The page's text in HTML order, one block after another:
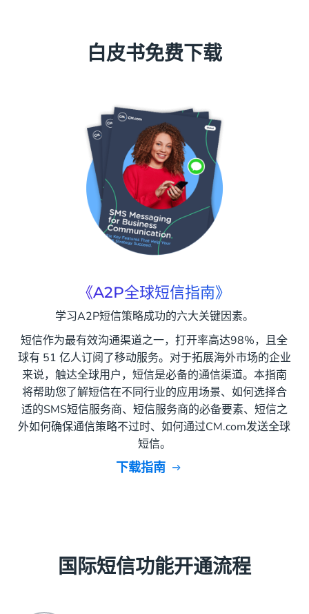
白皮书免费下载
《A2P全球短信指南》
学习A2P短信策略成功的六大关键因素。
短信作为最有效沟通渠道之一，打开率高达98%，且全
球有 51 亿人订阅了移动服务。对于拓展海外市场的企业
来说，触达全球用户，短信是必备的通信渠道。本指南
将帮助您了解短信在不同行业的应用场景、如何选择合
适的SMS短信服务商、短信服务商的必备要素、短信之
外如何确保通信策略不过时、如何通过CM.com发送全球
短信。
下载指南
国际短信功能开通流程